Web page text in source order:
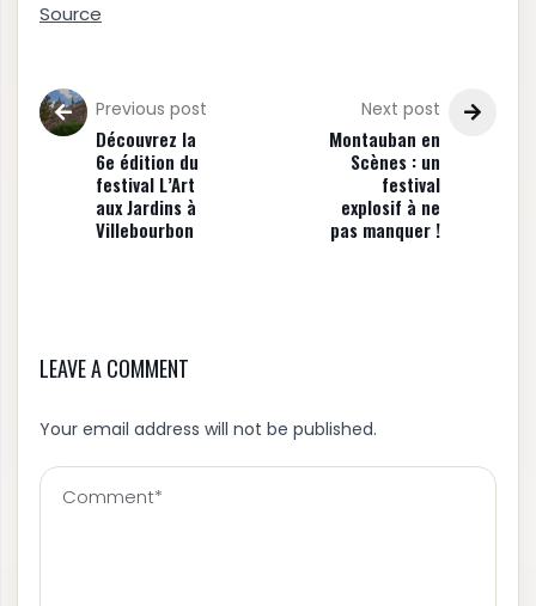
Source
Previous post
Découvrez la
6e édition du
festival L’Art
aux Jardins à
Villebourbon
Next post
Montauban en
Scènes : un
festival
explosif à ne
pas manquer !
LEAVE A COMMENT
Your email address will not be published.